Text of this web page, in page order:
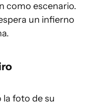
como escenario.
un infierno
la foto de su